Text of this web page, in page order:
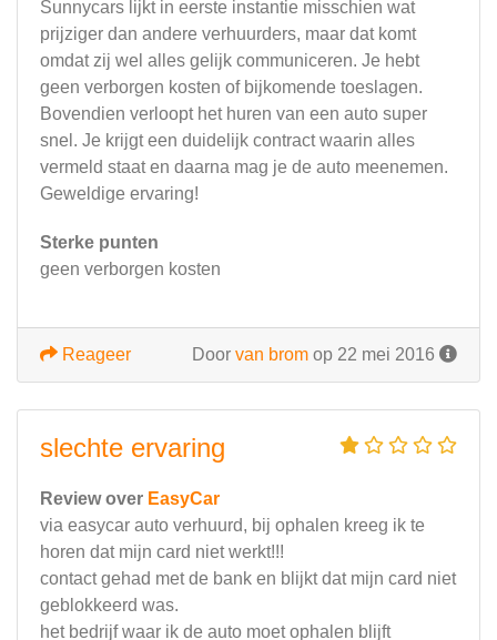
Sunnycars lijkt in eerste instantie misschien wat
prijziger dan andere verhuurders, maar dat komt
omdat zij wel alles gelijk communiceren. Je hebt
geen verborgen kosten of bijkomende toeslagen.
Bovendien verloopt het huren van een auto super
snel. Je krijgt een duidelijk contract waarin alles
vermeld staat en daarna mag je de auto meenemen.
Geweldige ervaring!
Sterke punten
geen verborgen kosten
Door van brom op 22 mei 2016
Reageer
slechte ervaring
Review over EasyCar
via easycar auto verhuurd, bij ophalen kreeg ik te
horen dat mijn card niet werkt!!!
contact gehad met de bank en blijkt dat mijn card niet
geblokkeerd was.
het bedrijf waar ik de auto moet ophalen blijft